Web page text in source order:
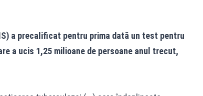
a precalificat pentru prima dată un test pentru
a ucis 1,25 milioane de persoane anul trecut,